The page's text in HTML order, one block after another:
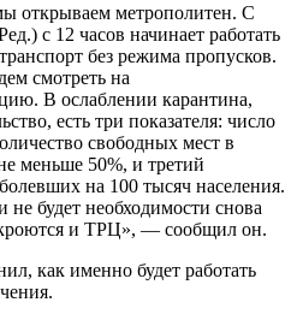
открываем метрополитен. С
с 12 часов начинает работать
без режима пропусков.
смотреть на
В ослаблении карантина,
есть три показателя: число
свободных мест в
меньше 50%, и третий
на 100 тысяч населения.
будет необходимости снова
и ТРЦ», — сообщил он.
как именно будет работать